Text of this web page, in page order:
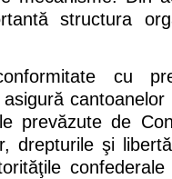
structura
cu
prevăzute de
drepturile şi